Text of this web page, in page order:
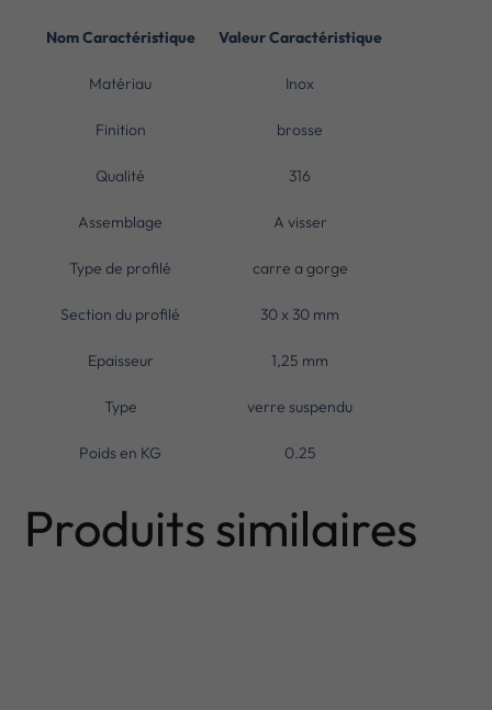
Nom Caractéristique Valeur Caractéristique
Matériau Inox
Finition brosse
Qualité 316
Assemblage A visser
Type de profilé carre a gorge
Section du profilé 30 x 30 mm
Epaisseur 1,25 mm
Type verre suspendu
Poids en KG 0.25
Produits similaires